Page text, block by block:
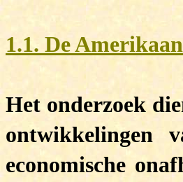
1.1. De
Het onderzoek
ontwikkelingen
economische